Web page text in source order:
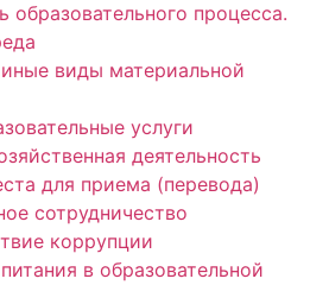
образовательного процесса.
виды материальной
услуги
деятельность
для приема (перевода)
сотрудничество
коррупции
в образовательной